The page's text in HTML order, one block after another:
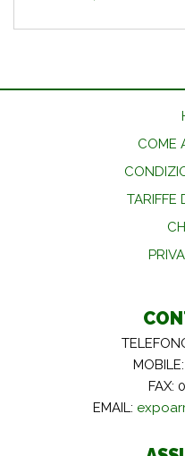
COME
TARIFFE
FAX:
EMAIL: